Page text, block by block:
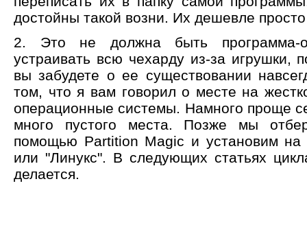
достойны такой возни. Их дешевле
2. Это не должна быть программа-
устраивать всю чехарду из-за игрушки,
вы забудете о ее существовании
том, что я вам говорил о месте на
операционные системы. Намного проще
много пустого места. Позже мы
помощью Partition Magic и установим
или "Линукс". В следующих статьях
делается.